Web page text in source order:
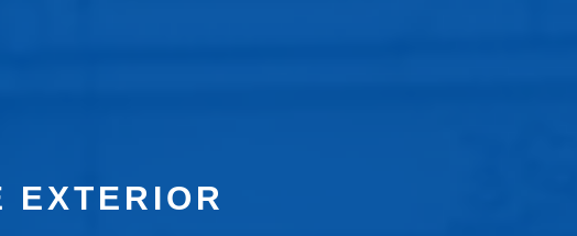
EXTERIOR